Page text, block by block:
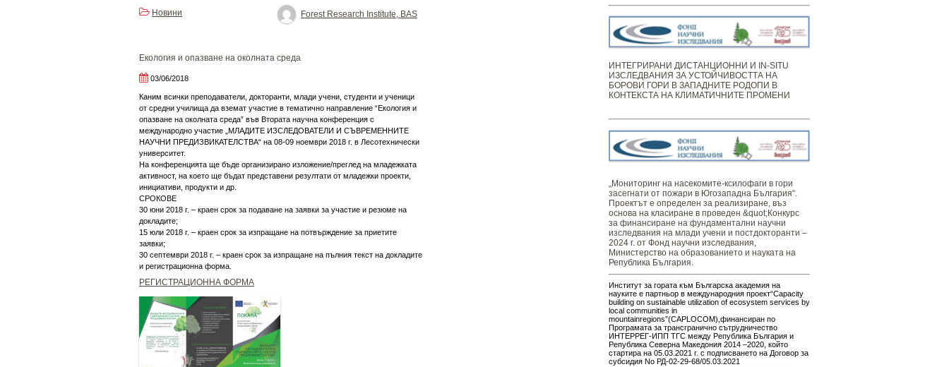
Forest Research Institute, BAS
Новини
Екология и опазване на околната среда
03/06/2018
Каним всички преподаватели, докторанти, млади учени, студенти и ученици
от средни училища да вземат участие в тематично направление “Екология и
опазване на околната среда” във Втората научна конференция с
международно участие „МЛАДИТЕ ИЗСЛЕДОВАТЕЛИ И СЪВРЕМЕННИТЕ
НАУЧНИ ПРЕДИЗВИКАТЕЛСТВА“ на 08-09 ноември 2018 г. в Лесотехнически
университет.
На конференцията ще бъде организирано изложение/преглед на младежката
активност, на което ще бъдат представени резултати от младежки проекти,
инициативи, продукти и др.
СРОКОВЕ
30 юни 2018 г. – краен срок за подаване на заявки за участие и резюме на
докладите;
15 юли 2018 г. – краен срок за изпращане на потвърждение за приетите
заявки;
30 септември 2018 г. – краен срок за изпращане на пълния текст на докладите
и регистрационна форма.
РЕГИСТРАЦИОННА ФОРМА
ИНТЕГРИРАНИ ДИСТАНЦИОННИ И IN-SITU
ИЗСЛЕДВАНИЯ ЗА УСТОЙЧИВОСТТА НА
БОРОВИ ГОРИ В ЗАПАДНИТЕ РОДОПИ В
КОНТЕКСТА НА КЛИМАТИЧНИТЕ ПРОМЕНИ
„Мониторинг ​​​на ​​насекомите-ксилофаги в гори
засегнати от пожари в Югозападна България“.
Проектът е определен за реализиране, въз
основа на класиране в проведен &quot;Конкурс
за финансиране на фундаментални научни
изследвания на млади учени и постдокторанти –
2024 г. от Фонд научни изследвания,
Министерство на образованието и науката на
Република България.
Институт за гората към Българска академия на
науките е партньор в международния проект“Capacity
building on sustainable utilization of ecosystem services by
local communities in
mountainregions”(CAPLOCOM),финансиран по
Програмата за трансгранично сътрудничество
ИНТЕРРЕГ-ИПП ТГС между Република България и
Република Северна Македония 2014 –2020, който
стартира на 05.03.2021 г. с подписването на Договор за
субсидия No РД-02-29-68/05.03.2021